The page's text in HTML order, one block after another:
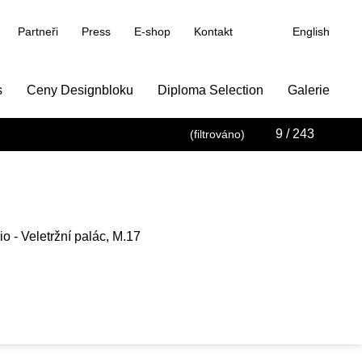
Partneři Press E-shop Kontakt English
Ceny Designbloku Diploma Selection Galerie
(filtrováno) 9 / 243
- Veletržní palác, M.17